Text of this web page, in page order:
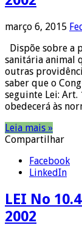
março 6, 2015
Dispõe sobre a
sanitária animal
outras
saber que o
seguinte Lei: Art.
obedecerá às
Leia mais »
Compartilhar
Facebook
LinkedIn
LEI No
2002